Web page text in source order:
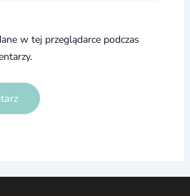
w tej przeglądarce podczas